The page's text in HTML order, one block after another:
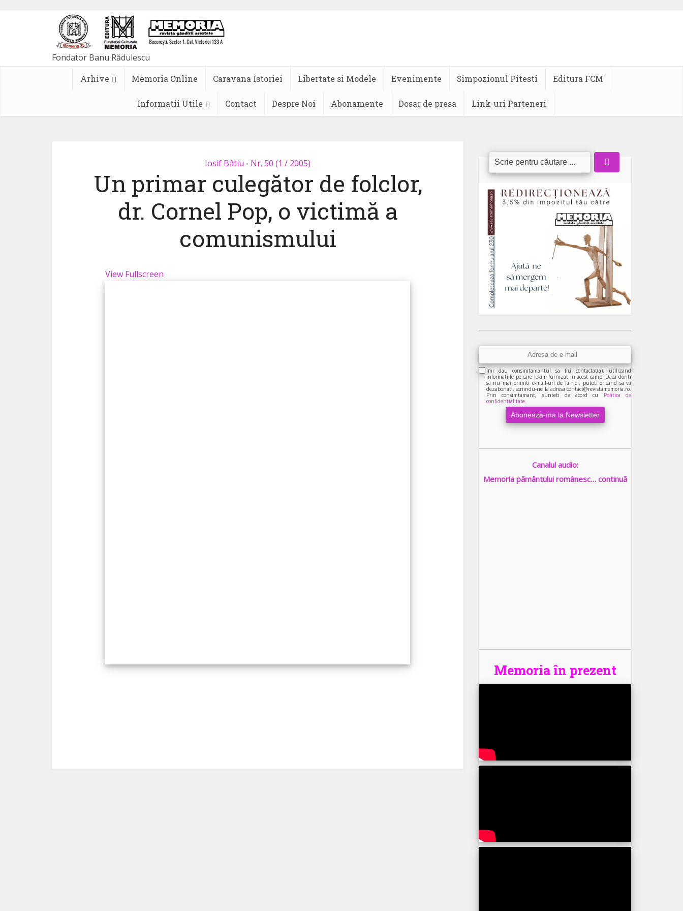
Arhive Memoria Online Caravana Istoriei Libertate si Modele Evenimente Simpozionul Pitesti Editura FCM
Informatii Utile Contact Despre Noi Abonamente Dosar de presa Link-uri Parteneri
Iosif Bâtiu • Nr. 50 (1 / 2005)
Un primar culegător de folclor,
dr. Cornel Pop, o victimă a
comunismului
View Fullscreen
Imi dau consimtamantul sa fiu contactat(a), utilizand
informatiile pe care le-am furnizat in acest camp. Daca doriti
sa nu mai primiti e-mail-uri de la noi, puteti oricand sa va
dezabonati, scriindu-ne la adresa contact@revistamemoria.ro.
Prin consimtamant, sunteti de acord cu Politica de
confidentialitate.
Canalul audio:
Memoria pământului românesc… continuă
Memoria în prezent